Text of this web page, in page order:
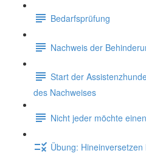
Bedarfsprüfung
Nachweis der
Start der
des Nachweises
Nicht jeder möchte
Übung: